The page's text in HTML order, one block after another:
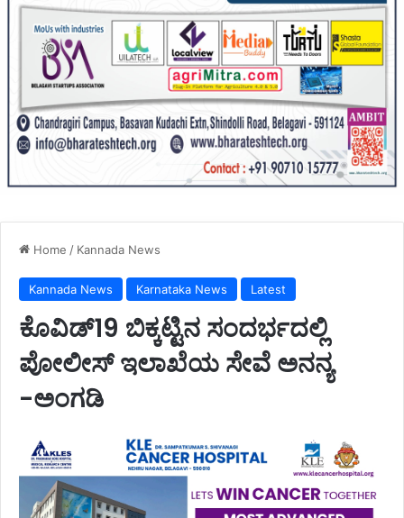
Home / Kannada News
Kannada News Karnataka News Latest
ಕೊವಿಡ್19 ಬಿಕ್ಕಟ್ಟಿನ ಸಂದರ್ಭದಲ್ಲಿ
ಪೋಲೀಸ್ ಇಲಾಖೆಯ ಸೇವೆ ಅನನ್ಯ
-ಅಂಗಡಿ